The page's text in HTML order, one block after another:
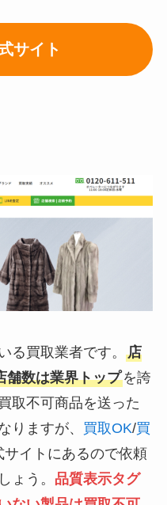
サイト
る買取業者です。 店
舗数は業界トップを誇
取不可商品を送った
りますが、 買取OK/買
イトにあるので依頼
ょう。 品質表示タグ